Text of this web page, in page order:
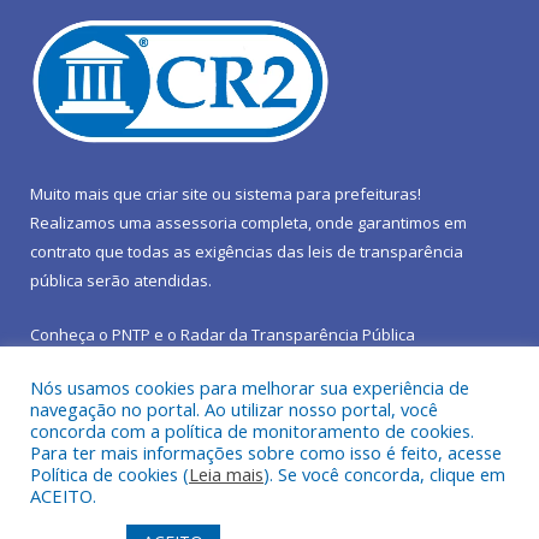
Muito mais que criar site ou sistema para prefeituras!
Realizamos uma assessoria completa, onde garantimos em
contrato que todas as exigências das leis de transparência
pública serão atendidas.
Conheça o PNTP e o Radar da Transparência Pública
Todos os direitos reservados a Prefeitura Municipal de São João
do Araguaia.
Nós usamos cookies para melhorar sua experiência de
navegação no portal. Ao utilizar nosso portal, você
concorda com a política de monitoramento de cookies.
Para ter mais informações sobre como isso é feito, acesse
Política de cookies (Leia mais). Se você concorda, clique em
ACEITO.